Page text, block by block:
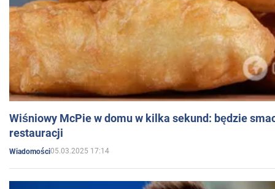
Wiśniowy McPie w domu w kilka sekund: będzie
restauracji
Wiadomości05.03.2025 17:14